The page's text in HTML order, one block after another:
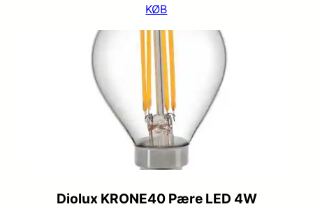
KØB
Diolux KRONE40 Pære LED 4W